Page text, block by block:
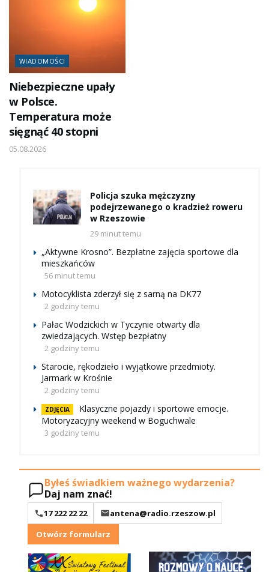
WIADOMOŚCI
Niebezpieczne upały
w Polsce.
Temperatura może
sięgnąć 40 stopni
05.08.2026
Policja szuka mężczyzny
podejrzewanego o kradzież roweru
w Rzeszowie
29 minut temu
„Aktywne Krosno”. Bezpłatne zajęcia sportowe dla
mieszkańców
56 minut temu
Motocyklista zderzył się z sarną na DK77
2 godziny temu
Pałac Wodzickich w Tyczynie otwarty dla
zwiedzających. Wstęp bezpłatny
2 godziny temu
Starocie, rękodzieło i wyjątkowe przedmioty.
Jarmark w Krośnie
2 godziny temu
ZDJĘCIA
Klasyczne pojazdy i sportowe emocje.
Motoryzacyjny weekend w Boguchwale
3 godziny temu
Byłeś świadkiem ważnego wydarzenia?
Daj nam znać!
17 222 22 22
antena@radio.rzeszow.pl
Otwórz formularz